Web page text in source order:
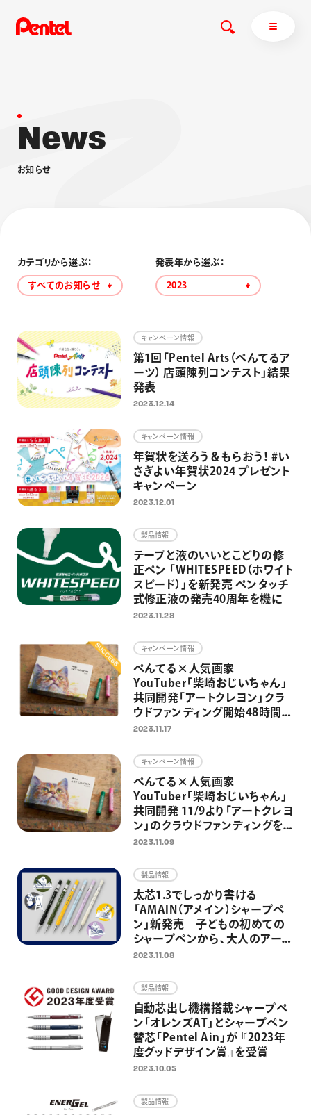
商品を探す
ブラッシュ（筆）
その他
採用情報
運営会社
News
お知 らせ
カテゴリから選ぶ：
すべてのお知らせ
発表年から選ぶ：
2023
キャンペーン情報
第1回「Pentel Arts（ぺんてるア
ーツ） 店頭陳列コンテスト」結果
発表
2023.12.14
キャンペーン情報
年賀状を送ろう＆もらおう！ #い
さぎよい年賀状2024 プレゼント
キャンペーン
2023.12.01
製品情報
テープと液のいいとこどりの修
正ペン 「WHITESPEED（ホワイト
スピード）」を新発売 ペンタッチ
式修正液の発売40周年を機に
2023.11.28
キャンペーン情報
ぺんてる×人気画家
YouTuber「柴崎おじいちゃん」
共同開発「アートクレヨン」クラ
ウドファンディング開始48時間で
目標達成
2023.11.17
キャンペーン情報
ぺんてる×人気画家
YouTuber「柴崎おじいちゃん」
共同開発 11/9より「アートクレヨ
ン」のクラウドファンディングを
開始 ぺんてる初のクラファン
2023.11.09
製品情報
太芯1.3でしっかり書ける
「AMAIN（アメイン）シャープペ
ン」新発売 子どもの初めての
シャープペンから、大人のアート
＆クラフトの相棒としても活躍
2023.11.08
製品情報
自動芯出し機構搭載シャープペ
ン「オレンズAT」とシャープペン
替芯「Pentel Ain」が 『2023年
度グッドデザイン賞』を受賞
2023.10.05
製品情報